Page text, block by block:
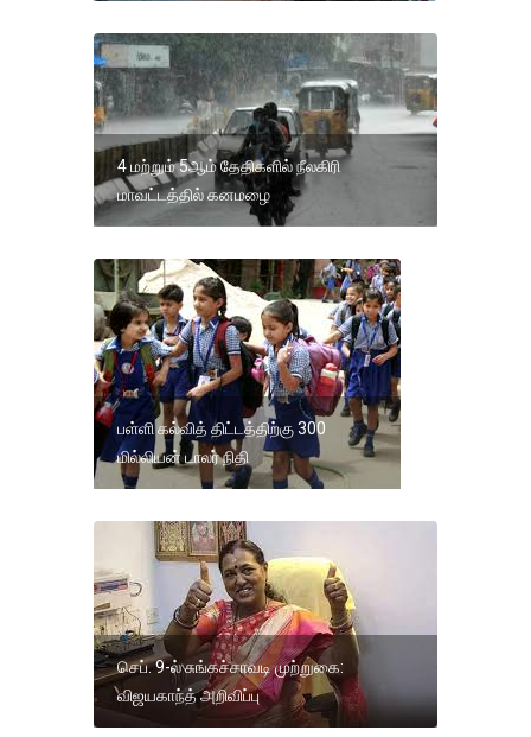
4 மற்றும் 5ஆம் தேதிகளில் நீலகிரி
மாவட்டத்தில் கனமழை
பள்ளி கல்வித் திட்டத்திற்கு 300
மில்லியன் டாலர் நிதி
செப். 9-ல் சுங்கச்சாவடி முற்றுகை:
விஜயகாந்த் அறிவிப்பு